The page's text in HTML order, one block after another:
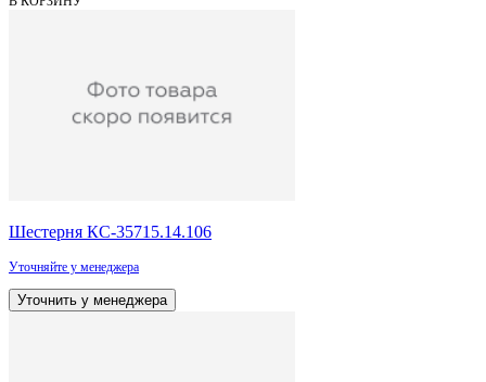
Шестерня КС-35715.14.106
Уточняйте у менеджера
Уточнить у менеджера